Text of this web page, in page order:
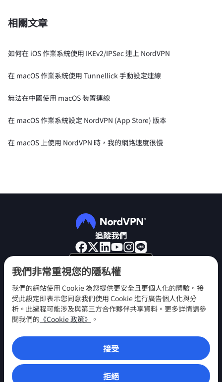
我們非常重視您的隱私權
我們的網站使用 Cookie 為您提供更安全且更個人化的體驗。接
受此設定即表示您同意我們使用 Cookie 進行廣告個人化與分
析。此過程可能涉及與第三方合作夥伴共享資料。更多詳情請參
閱我們的 《Cookie 政策》 。
接受
拒絕
相關文章
如何在 iOS 作業系統使用 IKEv2/IPSec 連上 NordVPN
在 macOS 作業系統使用 Tunnellick 手動設定連線
無法在中國使用 macOS 裝置連線
在 macOS 作業系統設定 NordVPN (App Store) 版本
在 macOS 上使用 NordVPN 時，我的網路速度很慢
追蹤我們
NordVPN
參與
說明中心
探索
VPN 應用程式